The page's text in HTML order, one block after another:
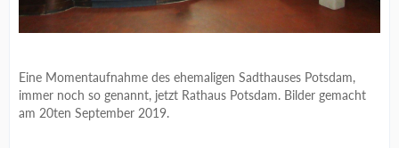
Eine Momentaufnahme des ehemaligen Sadthauses Potsdam,
immer noch so genannt, jetzt Rathaus Potsdam. Bilder gemacht
am 20ten September 2019.